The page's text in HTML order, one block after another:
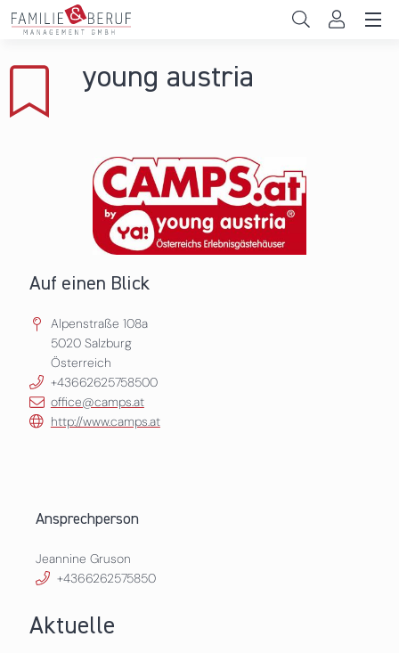
Direkt zum Inhalt
Gemeinden
Persönliche Vereinbarkeit
Sie sind hieryoung austria
Auf einen Blick
Alpenstraße 108a
5020 Salzburg
Österreich
+43662625758500
office@camps.at
http://www.camps.at
Ansprechperson
Jeannine Gruson
+4366262575850
Aktuelle